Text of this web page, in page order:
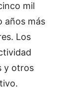
mil
años más
Los
y otros